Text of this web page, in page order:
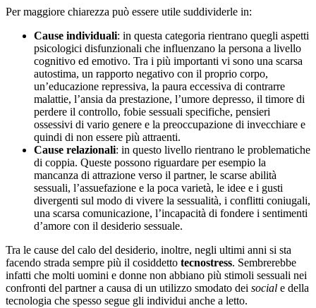
Per maggiore chiarezza può essere utile suddividerle in:
Cause individuali: in questa categoria rientrano quegli aspetti
psicologici disfunzionali che influenzano la persona a livello
cognitivo ed emotivo. Tra i più importanti vi sono una scarsa
autostima, un rapporto negativo con il proprio corpo,
un’educazione repressiva, la paura eccessiva di contrarre
malattie, l’ansia da prestazione, l’umore depresso, il timore di
perdere il controllo, fobie sessuali specifiche, pensieri
ossessivi di vario genere e la preoccupazione di invecchiare e
quindi di non essere più attraenti.
Cause relazionali: in questo livello rientrano le problematiche
di coppia. Queste possono riguardare per esempio la
mancanza di attrazione verso il partner, le scarse abilità
sessuali, l’assuefazione e la poca varietà, le idee e i gusti
divergenti sul modo di vivere la sessualità, i conflitti coniugali,
una scarsa comunicazione, l’incapacità di fondere i sentimenti
d’amore con il desiderio sessuale.
Tra le cause del calo del desiderio, inoltre, negli ultimi anni si sta
facendo strada sempre più il cosiddetto tecnostress. Sembrerebbe
infatti che molti uomini e donne non abbiano più stimoli sessuali nei
confronti del partner a causa di un utilizzo smodato dei social e della
tecnologia che spesso segue gli individui anche a letto.